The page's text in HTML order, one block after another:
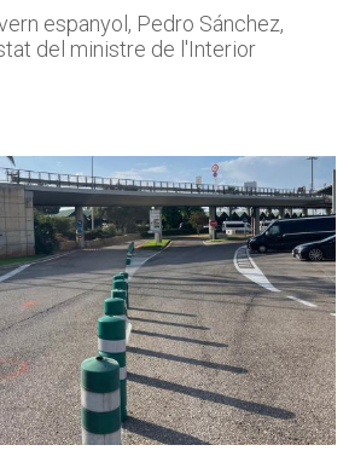
espanyol, Pedro Sánchez,
del ministre de l'Interior